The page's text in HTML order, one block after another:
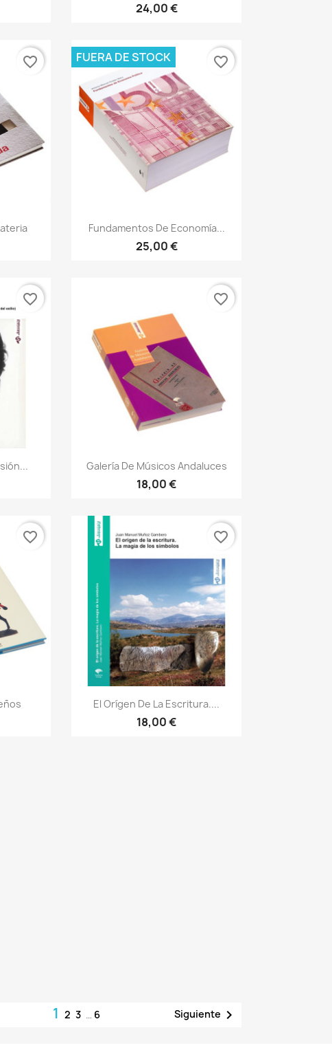
24,00 €
favorite_border
Vista rápida
Fundamentos De Economía...
25,00 €
FUERA DE STOCK favorite_border
favorite_border
Vista rápida
Galería De Músicos Andaluces
18,00 €
favorite_border
favorite_border
Vista rápida
El Orígen De La Escritura....
18,00 €
favorite_border
123 … 6 Siguiente 